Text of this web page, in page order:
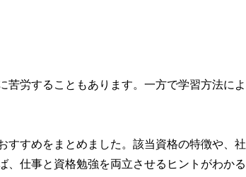
労することもあります。一方で学習方法によ
すすめをまとめました。該当資格の特徴や、社
、仕事と資格勉強を両立させるヒントがわかる